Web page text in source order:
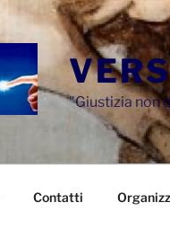
"Giustizia non
Contatti